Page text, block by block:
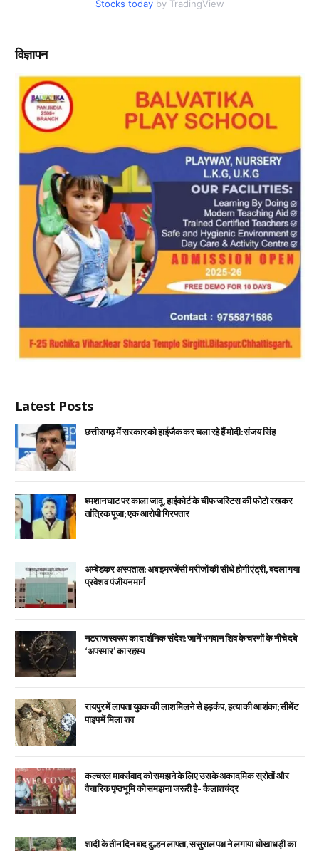
Stocks today by TradingView
विज्ञापन
Latest Posts
छत्तीसगढ़ में सरकार को हाईजैक कर चला रहे हैं मोदी: संजय सिंह
श्मशान घाट पर काला जादू, हाईकोर्ट के चीफ जस्टिस की फोटो रखकर
तांत्रिक पूजा; एक आरोपी गिरफ्तार
अम्बेडकर अस्पताल: अब इमरजेंसी मरीजों की सीधे होगी एंट्री, बदला गया
प्रवेश व पंजीयन मार्ग
नटराज स्वरूप का दार्शनिक संदेश: जानें भगवान शिव के चरणों के नीचे दबे
‘अपस्मार’ का रहस्य
रायपुर में लापता युवक की लाश मिलने से हड़कंप, हत्या की आशंका; सीमेंट
पाइप में मिला शव
कल्चरल मार्क्सवाद को समझने के लिए उसके अकादमिक स्रोतों और
वैचारिक पृष्ठभूमि को समझना जरूरी है- कैलाशचंद्र
शादी के तीन दिन बाद दुल्हन लापता, ससुराल पक्ष ने लगाया धोखाधड़ी का